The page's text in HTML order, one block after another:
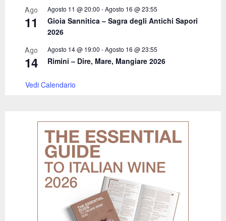
Ago
11
Agosto 11 @ 20:00 -Agosto 16 @ 23:55
Gioia Sannitica – Sagra degli Antichi Sapori
2026
Ago
14
Agosto 14 @ 19:00 -Agosto 16 @ 23:55
Rimini – Dire, Mare, Mangiare 2026
Vedi Calendario